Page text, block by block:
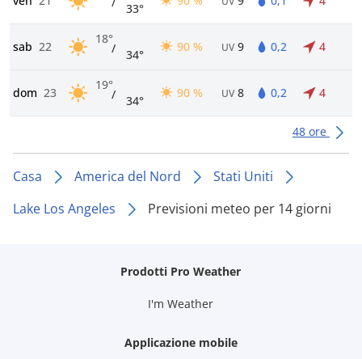
33°
sab 22
18°
/ 34°
90 % UV 9 0,2 4
dom 23
19°
/ 34°
90 % UV 8 0,2 4
48 ore
Casa America del Nord
Stati Uniti
Lake Los Angeles
Previsioni meteo per 14 giorni
Prodotti Pro Weather
I'm Weather
Applicazione mobile